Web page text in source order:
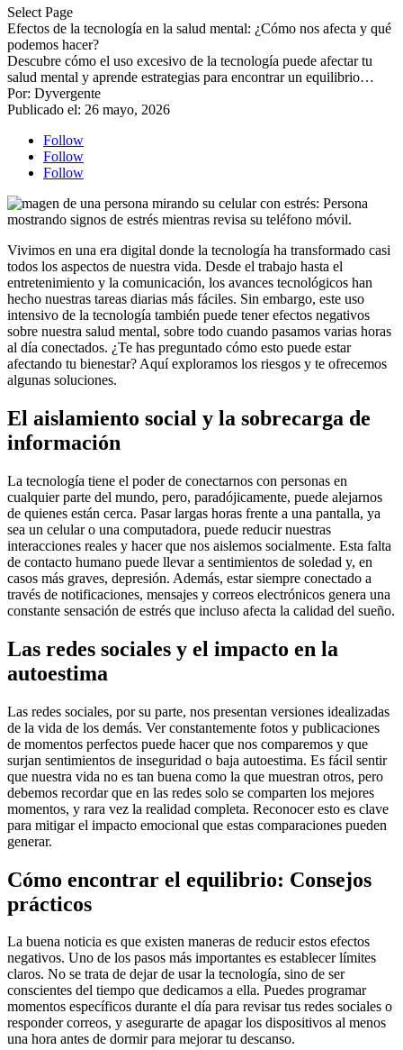
Select Page
Efectos de la tecnología en la salud mental: ¿Cómo nos afecta y qué
podemos hacer?
Descubre cómo el uso excesivo de la tecnología puede afectar tu
salud mental y aprende estrategias para encontrar un equilibrio…
Por: Dyvergente
Publicado el: 26 mayo, 2026
Follow
Follow
Follow
Vivimos en una era digital donde la tecnología ha transformado casi
todos los aspectos de nuestra vida. Desde el trabajo hasta el
entretenimiento y la comunicación, los avances tecnológicos han
hecho nuestras tareas diarias más fáciles. Sin embargo, este uso
intensivo de la tecnología también puede tener efectos negativos
sobre nuestra salud mental, sobre todo cuando pasamos varias horas
al día conectados. ¿Te has preguntado cómo esto puede estar
afectando tu bienestar? Aquí exploramos los riesgos y te ofrecemos
algunas soluciones.
El aislamiento social y la sobrecarga de
información
La tecnología tiene el poder de conectarnos con personas en
cualquier parte del mundo, pero, paradójicamente, puede alejarnos
de quienes están cerca. Pasar largas horas frente a una pantalla, ya
sea un celular o una computadora, puede reducir nuestras
interacciones reales y hacer que nos aislemos socialmente. Esta falta
de contacto humano puede llevar a sentimientos de soledad y, en
casos más graves, depresión. Además, estar siempre conectado a
través de notificaciones, mensajes y correos electrónicos genera una
constante sensación de estrés que incluso afecta la calidad del sueño.
Las redes sociales y el impacto en la
autoestima
Las redes sociales, por su parte, nos presentan versiones idealizadas
de la vida de los demás. Ver constantemente fotos y publicaciones
de momentos perfectos puede hacer que nos comparemos y que
surjan sentimientos de inseguridad o baja autoestima. Es fácil sentir
que nuestra vida no es tan buena como la que muestran otros, pero
debemos recordar que en las redes solo se comparten los mejores
momentos, y rara vez la realidad completa. Reconocer esto es clave
para mitigar el impacto emocional que estas comparaciones pueden
generar.
Cómo encontrar el equilibrio: Consejos
prácticos
La buena noticia es que existen maneras de reducir estos efectos
negativos. Uno de los pasos más importantes es establecer límites
claros. No se trata de dejar de usar la tecnología, sino de ser
conscientes del tiempo que dedicamos a ella. Puedes programar
momentos específicos durante el día para revisar tus redes sociales o
responder correos, y asegurarte de apagar los dispositivos al menos
una hora antes de dormir para mejorar tu descanso.